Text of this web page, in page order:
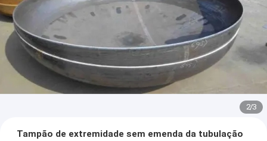
2/3
Tampão de extremidade sem emenda da tubulação